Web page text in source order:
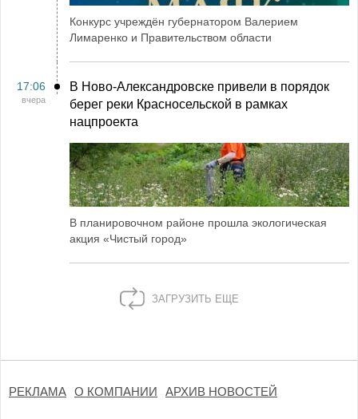
Конкурс учреждён губернатором Валерием
Лимаренко и Правительством области
17:06
вчера
В Ново-Александровске привели в порядок
берег реки Красносельской в рамках
нацпроекта
В планировочном районе прошла экологическая
акция «Чистый город»
ЗАГРУЗИТЬ ЕЩЕ
РЕКЛАМА О КОМПАНИИ АРХИВ НОВОСТЕЙ